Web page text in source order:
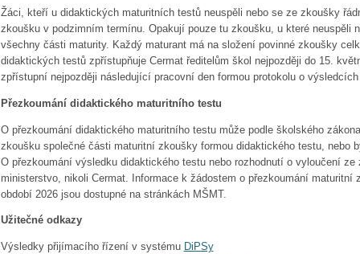
Žáci, kteří u didaktických maturitních testů neuspěli nebo se ze zkoušky
zkoušku v podzimním termínu. Opakují pouze tu zkoušku, u které neuspěli
všechny části maturity. Každý maturant má na složení povinné zkoušky
didaktických testů zpřístupňuje Cermat ředitelům škol nejpozději do 15.
zpřístupní nejpozději následující pracovní den formou protokolu o
Přezkoumání didaktického maturitního testu
O přezkoumání didaktického maturitního testu může podle školského
zkoušku společné části maturitní zkoušky formou didaktického testu, nebo
O přezkoumání výsledku didaktického testu nebo rozhodnutí o vyloučení
ministerstvo, nikoli Cermat. Informace k žádostem o přezkoumání maturitní
období 2026 jsou dostupné na stránkách MŠMT.
Užitečné odkazy
Výsledky přijímacího řízení v systému DiPSy